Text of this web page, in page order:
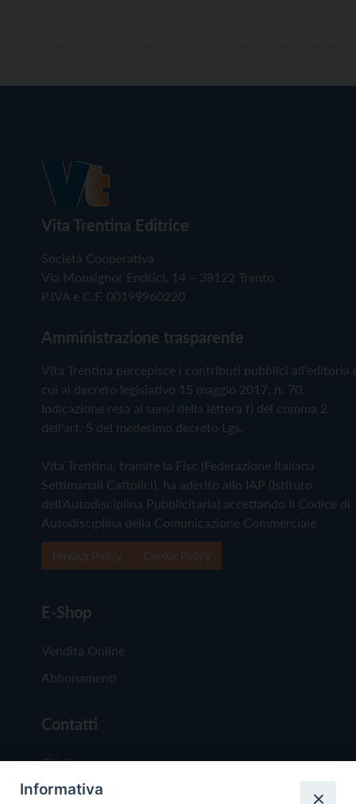
Vita Trentina Editrice
Società Cooperativa
Via Monsignor Endrici, 14 – 38122 Trento
P.IVA e C.F. 00199960220
Amministrazione trasparente
Vita Trentina percepisce i contributi pubblici all'editoria
cui al decreto legislativo 15 maggio 2017, n. 70.
Indicazione resa ai sensi della lettera f) del comma 2
dell'art. 5 del medesimo decreto Lgs.
Vita Trentina, tramite la Fisc (Federazione Italiana
Settimanali Cattolici), ha aderito allo IAP (Istituto
dell'Autodisciplina Pubblicitaria) accettando il Codice di
Autodisciplina della Comunicazione Commerciale
E-Shop
Vendita Online
Abbonamenti
Contatti
Chi Siamo
Redazione
Informativa